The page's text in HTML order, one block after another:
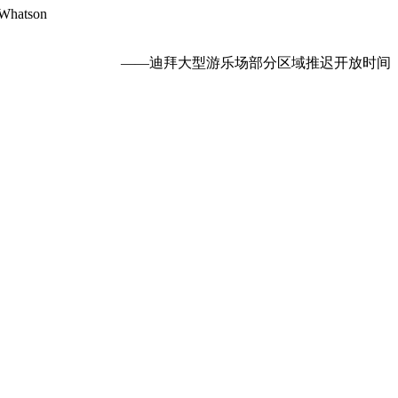
——迪拜大型游乐场部分区域推迟开放时间